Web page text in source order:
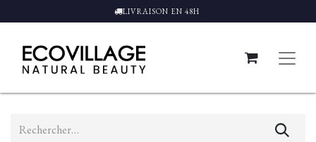
LIVRAISON EN 48H